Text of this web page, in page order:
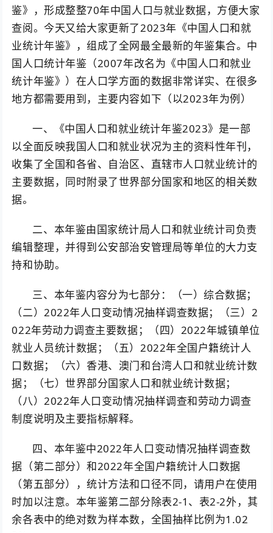
鉴》，形成整整70年中国人口与就业数据，方便大家
查阅。今天又给大家更新了2023年《中国人口和就
业统计年鉴》，组成了全网最全最新的年鉴集合。中
国人口统计年鉴（2007年改名为《中国人口和就业
统计年鉴》）在人口学方面的数据非常详实、在很多
地方都需要用到，主要内容如下（以2023年为例）
一、《中国人口和就业统计年鉴2023》是一部
以全面反映我国人口和就业状况为主的资料性年刊，
收集了全国和各省、自治区、直辖市人口就业统计的
主要数据，同时附录了世界部分国家和地区的相关数
据。
二、本年鉴由国家统计局人口和就业统计司负责
编辑整理，并得到公安部治安管理局等单位的大力支
持和协助。
三、本年鉴内容分为七部分：（一）综合数据；
（二）2022年人口变动情况抽样调查数据；（三）2
022年劳动力调查主要数据；（四）2022年城镇单位
就业人员统计数据；（五）2022年全国户籍统计人
口数据；（六）香港、澳门和台湾人口和就业统计数
据；（七）世界部分国家人口和就业统计数据；
（八）2022年人口变动情况抽样调查和劳动力调查
制度说明及主要指标解释。
四、本年鉴中2022年人口变动情况抽样调查数
据（第二部分）和2022年全国户籍统计人口数据
（第五部分），统计方法和口径不同，请用户在使用
时加以注意。本年鉴第二部分除表2-1、表2-2外，其
余各表中的绝对数为样本数，全国抽样比例为1.02